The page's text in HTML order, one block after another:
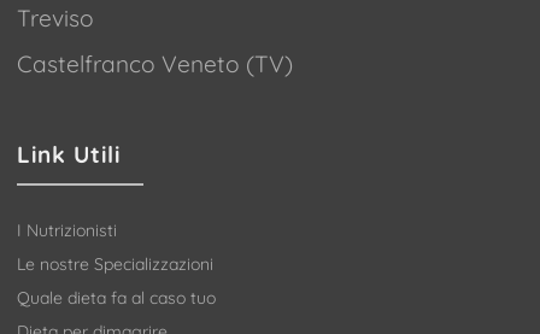
Treviso
Castelfranco Veneto (TV)
Link Utili
I Nutrizionisti
Le nostre Specializzazioni
Quale dieta fa al caso tuo